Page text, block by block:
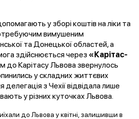
у зборі коштів на ліки та
вимушеним
та Донецької областей, а
здійснюється через «Карітас-
до Карітасу Львова звернулось
у складних життєвих
з Чехії відвідала лише
у різних куточках Львова.
до Львова у квітні, залишивши в